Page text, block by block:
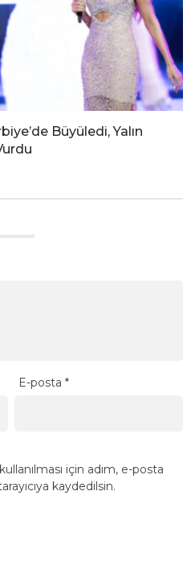
Büyüledi, Yalın
E-posta*
için adım, e-posta
kaydedilsin.